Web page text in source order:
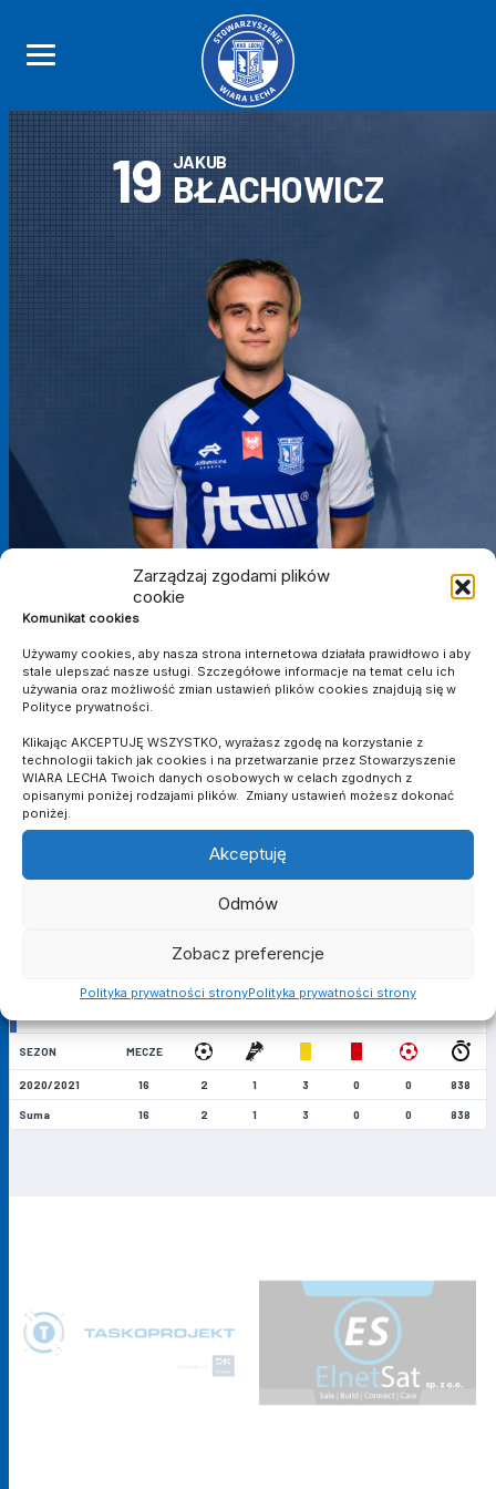
Zarządzaj zgodami plików
cookie
Komunikat cookies
Używamy cookies, aby nasza strona internetowa działała prawidłowo i aby
stale ulepszać nasze usługi. Szczegółowe informacje na temat celu ich
używania oraz możliwość zmian ustawień plików cookies znajdują się w
Polityce prywatności.
Klikając AKCEPTUJĘ WSZYSTKO, wyrażasz zgodę na korzystanie z
technologii takich jak cookies i na przetwarzanie przez Stowarzyszenie
WIARA LECHA Twoich danych osobowych w celach zgodnych z
opisanymi poniżej rodzajami plików. Zmiany ustawień możesz dokonać
poniżej.
Akceptuję
Odmów
Zobacz preferencje
Polityka prywatności stronyPolityka prywatności strony
19 JAKUB
BŁACHOWICZ
V LIGA
SEZON
2020/2021 838
2
CAŁA KARIERA
SEZON MECZE
2020/2021 16 2 1 3 0 0 838
Suma 16 2 1 3 0 0 838